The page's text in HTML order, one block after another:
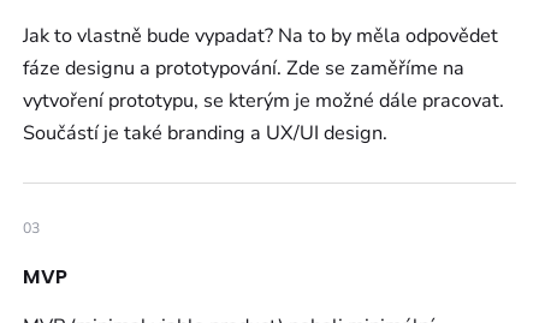
Jak to vlastně bude vypadat? Na to by měla odpovědet
fáze designu a prototypování. Zde se zaměříme na
vytvoření prototypu, se kterým je možné dále pracovat.
Součástí je také branding a UX/UI design.
03
MVP